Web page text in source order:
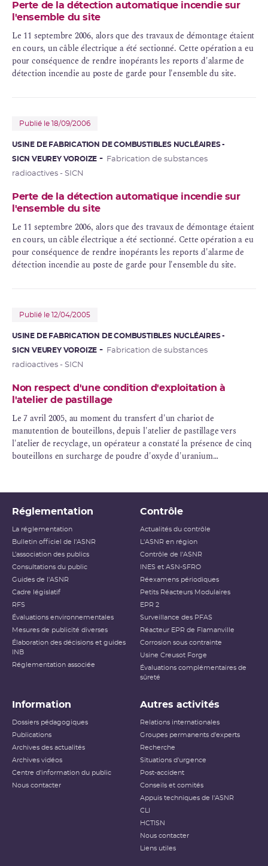
Perte de la détection automatique incendie sur
l'ensemble du site
Le 11 septembre 2006, alors que des travaux de démontage étaient
en cours, un câble électrique a été sectionné. Cette opération a eu
pour conséquence de rendre inopérants les reports d'alarme de
détection incendie au poste de garde pour l'ensemble du site.
Publié le 18/09/2006
USINE DE FABRICATION DE COMBUSTIBLES NUCLÉAIRES -
SICN VEUREY VOROIZE
Fabrication de substances
radioactives - SICN
Perte de la détection automatique incendie sur
l'ensemble du site
Le 11 septembre 2006, alors que des travaux de démontage étaient
en cours, un câble électrique a été sectionné. Cette opération a eu
pour conséquence de rendre inopérants les reports d'alarme de
détection incendie au poste de garde pour l'ensemble du site.
Publié le 12/04/2005
USINE DE FABRICATION DE COMBUSTIBLES NUCLÉAIRES -
SICN VEUREY VOROIZE
Fabrication de substances
radioactives - SICN
Non respect d'une condition d'exploitation à
l'atelier de pastillage
Le 7 avril 2005, au moment du transfert d'un chariot de
manutention de bouteillons, depuis l'atelier de pastillage vers
l'atelier de recyclage, un opérateur a constaté la présence de cinq
bouteillons en surcharge de poudre d'oxyde d'uranium
Réglementation
La réglementation
Bulletin officiel de l'ASNR
L’association des publics
Consultations du public
Guides de l'ASNR
Cadre législatif
RFS
Évaluations environnementales
Mesures de publicité diverses
Élaboration des décisions et guides
INB
Réglementation associée
Contrôle
Actualités du contrôle
L'ASNR en région
Contrôle de l'ASNR
INES et ASN-SFRO
Réexamens périodiques
Petits Réacteurs Modulaires
EPR 2
Surveillance des PFAS
Réacteur EPR de Flamanville
Corrosion sous contrainte
Usine Creusot Forge
Évaluations complémentaires de
sûreté
Information
Dossiers pédagogiques
Publications
Archives des actualités
Archives vidéos
Centre d'information du public
Nous contacter
Autres activités
Relations internationales
Groupes permanents d'experts
Recherche
Situations d'urgence
Post-accident
Conseils et comités
Appuis techniques de l'ASNR
CLI
HCTISN
Nous contacter
Liens utiles